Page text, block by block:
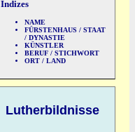
Indizes
NAME
FÜRSTENHAUS / STAAT
/ DYNASTIE
KÜNSTLER
BERUF / STICHWORT
ORT / LAND
Lutherbildnisse